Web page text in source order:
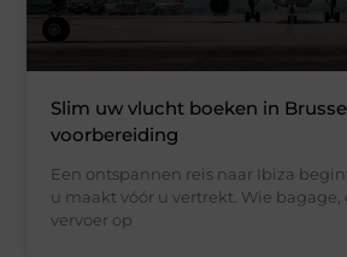
Slim uw vlucht boeken in
voorbereiding
Een ontspannen reis naar Ibiza
u maakt vóór u vertrekt. Wie
vervoer op